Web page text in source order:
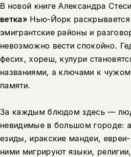
В новой книге Александра
ветка»Нью-Йорк раскрывается
эмигрантские районы и
невозможно вести спокойно.
фесих, хореш, кулури
названиями, а ключами к
памяти.
За каждым блюдом здесь —
невидимые в большом городе:
езиды, иракские мандеи,
ними мигрируют языки,